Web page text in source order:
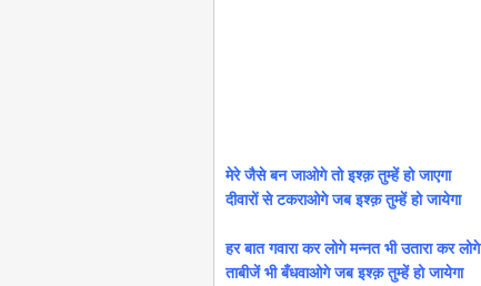
मेरे जैसे बन जाओगे तो इश्क़ तुम्हें हो जाएगा
दीवारों से टकराओगे जब इश्क़ तुम्हें हो जायेगा
हर बात गवारा कर लोगे मन्नत भी उतारा कर लोगे
ताबीजें भी बँधवाओगे जब इश्क़ तुम्हें हो जायेगा